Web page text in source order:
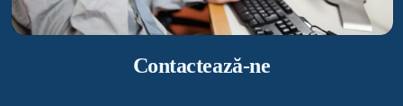
Contactează-ne